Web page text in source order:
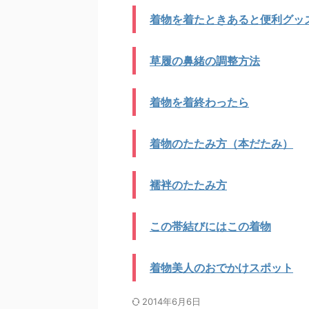
着物を着たときあると便利グッ
草履の鼻緒の調整方法
着物を着終わったら
着物のたたみ方（本だたみ）
襦袢のたたみ方
この帯結びにはこの着物
着物美人のおでかけスポット
2014年6月6日